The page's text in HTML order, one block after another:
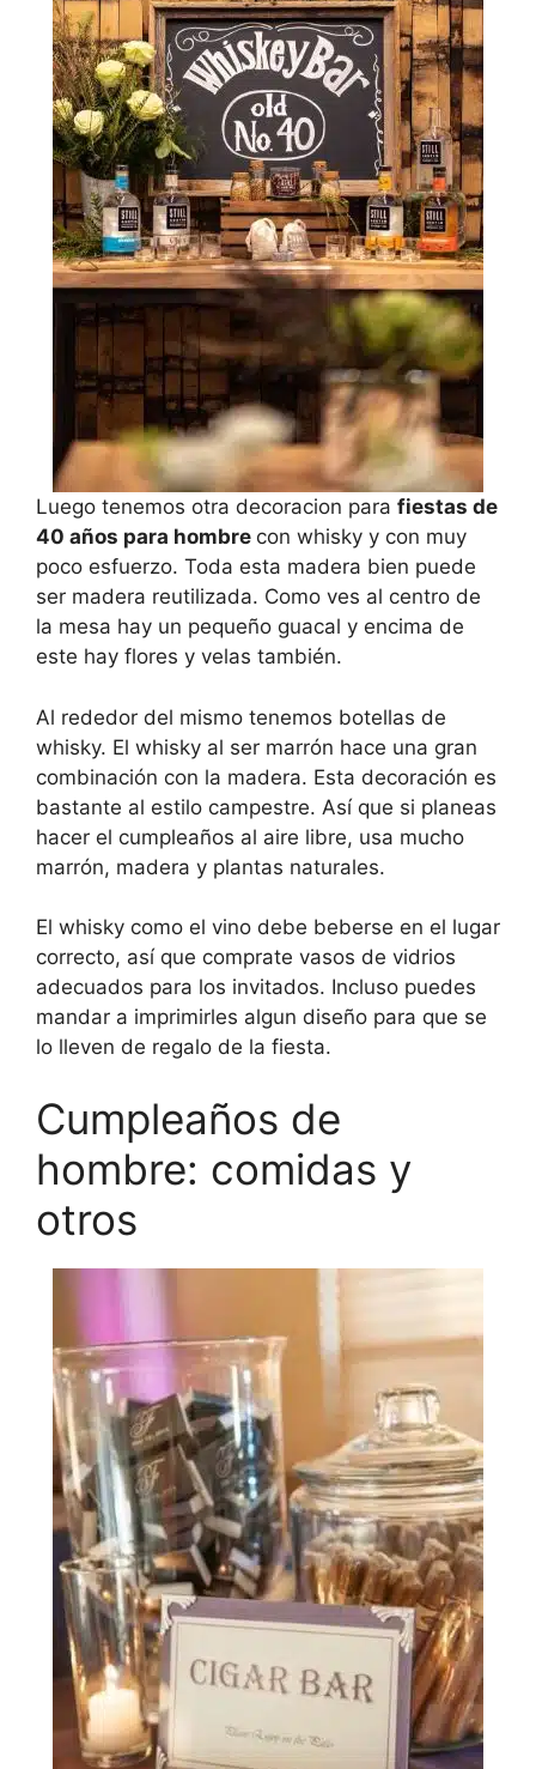
Luego tenemos otra decoracion para fiestas de
40 años para hombre con whisky y con muy
poco esfuerzo. Toda esta madera bien puede
ser madera reutilizada. Como ves al centro de
la mesa hay un pequeño guacal y encima de
este hay flores y velas también.
Al rededor del mismo tenemos botellas de
whisky. El whisky al ser marrón hace una gran
combinación con la madera. Esta decoración es
bastante al estilo campestre. Así que si planeas
hacer el cumpleaños al aire libre, usa mucho
marrón, madera y plantas naturales.
El whisky como el vino debe beberse en el lugar
correcto, así que comprate vasos de vidrios
adecuados para los invitados. Incluso puedes
mandar a imprimirles algun diseño para que se
lo lleven de regalo de la fiesta.
Cumpleaños de
hombre: comidas y
otros